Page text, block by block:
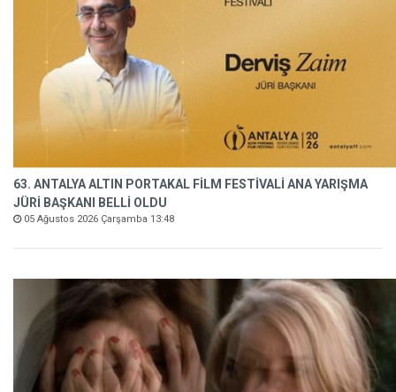
63. ANTALYA ALTIN PORTAKAL FİLM FESTİVALİ ANA YARIŞMA
JÜRİ BAŞKANI BELLİ OLDU
05 Ağustos 2026 Çarşamba 13:48